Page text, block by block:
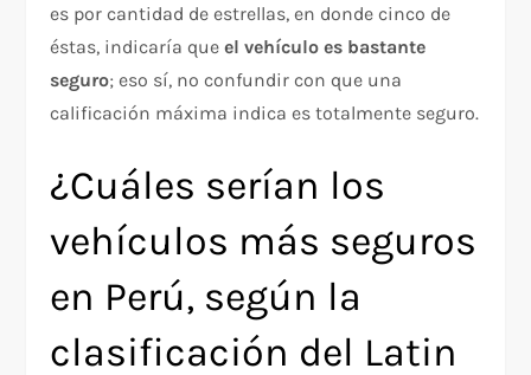
es por cantidad de estrellas, en donde cinco de
éstas, indicaría queel vehículo es bastante
seguro; eso sí, no confundir con que una
calificación máxima indica es totalmente seguro.
¿Cuáles serían los
vehículos más seguros
en Perú, según la
clasificación del Latin